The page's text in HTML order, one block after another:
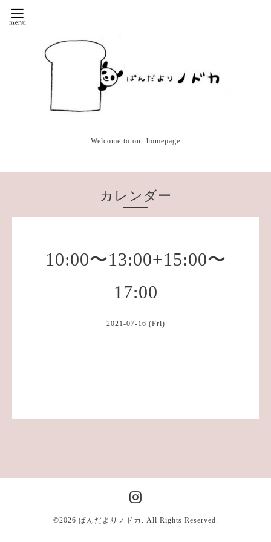
Welcome to our homepage
カレンダー
10:00〜13:00+15:00〜
17:00
2021-07-16 (Fri)
©2026 ぱんだよりノドカ . All Rights Reserved.